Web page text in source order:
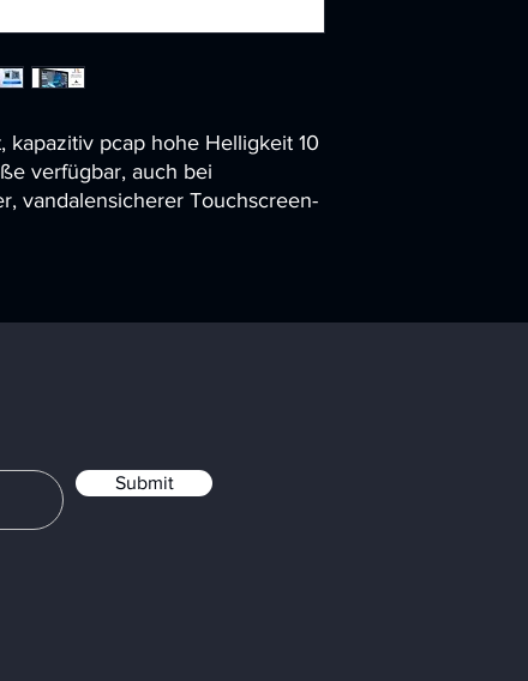
kapazitiv pcap hohe Helligkeit 10
verfügbar, auch bei
vandalensicherer Touchscreen-
Submit